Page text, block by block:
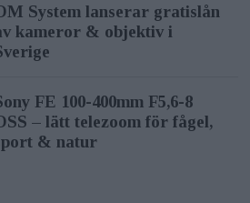
System lanserar gratislån
kameror & objektiv i
FE 100-400mm F5,6-8
– lätt telezoom för fågel,
& natur